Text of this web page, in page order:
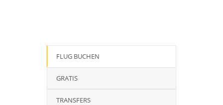
FLUG BUCHEN
GRATIS
TRANSFERS